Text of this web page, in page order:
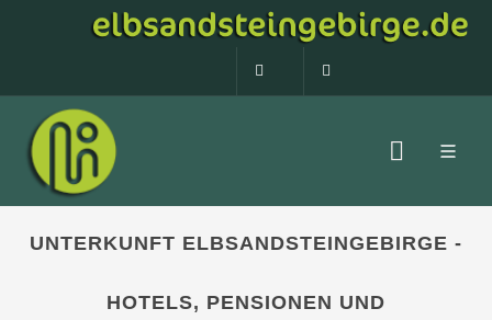
0160 99873408
UNTERKUNFT ELBSANDSTEINGEBIRGE -
HOTELS, PENSIONEN UND